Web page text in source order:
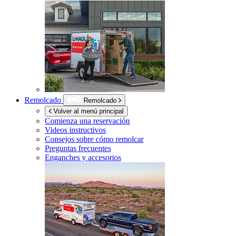
Remolcado
Remolcado
Volver al menú principal
Comienza una reservación
Videos instructivos
Consejos sobre cómo remolcar
Preguntas frecuentes
Enganches y accesorios